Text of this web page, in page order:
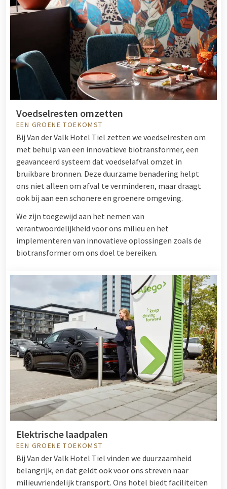
Voedselresten omzetten
EEN GROENE TOEKOMST
Bij Van der Valk Hotel Tiel zetten we voedselresten om
met behulp van een innovatieve biotransformer, een
geavanceerd systeem dat voedselafval omzet in
bruikbare bronnen. Deze duurzame benadering helpt
ons niet alleen om afval te verminderen, maar draagt
ook bij aan een schonere en groenere omgeving.
We zijn toegewijd aan het nemen van
verantwoordelijkheid voor ons milieu en het
implementeren van innovatieve oplossingen zoals de
biotransformer om ons doel te bereiken.
Elektrische laadpalen
EEN GROENE TOEKOMST
Bij Van der Valk Hotel Tiel vinden we duurzaamheid
belangrijk, en dat geldt ook voor ons streven naar
milieuvriendelijk transport. Ons hotel biedt faciliteiten